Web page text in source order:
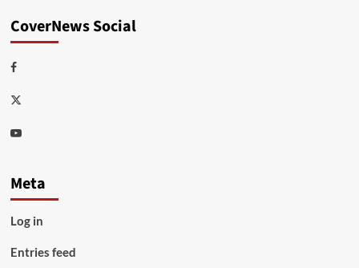
CoverNews Social
Facebook
Twitter
Youtube
Meta
Log in
Entries feed